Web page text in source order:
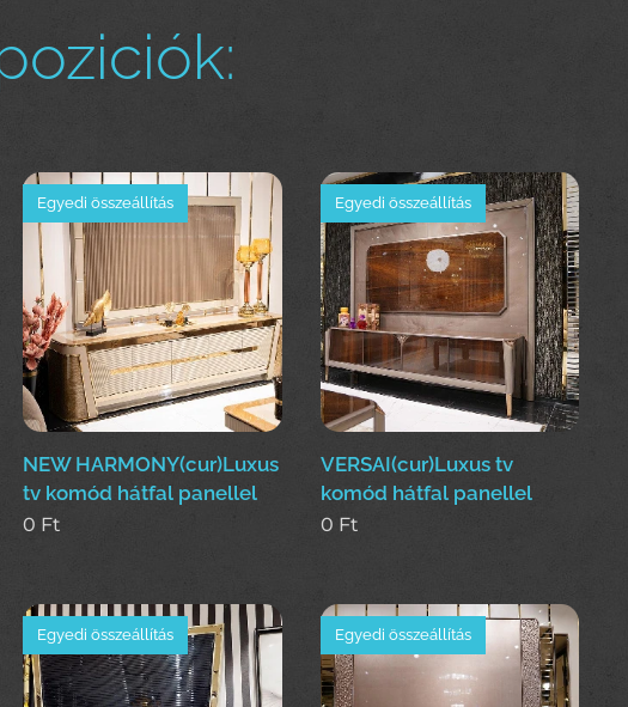
NEW HARMONY(cur)Luxus
tv komód hátfal panellel
Egyedi összeállítás
0 Ft
VERSAI(cur)Luxus tv
komód hátfal panellel
Egyedi összeállítás
0 Ft
Egyedi összeállítás Egyedi összeállítás